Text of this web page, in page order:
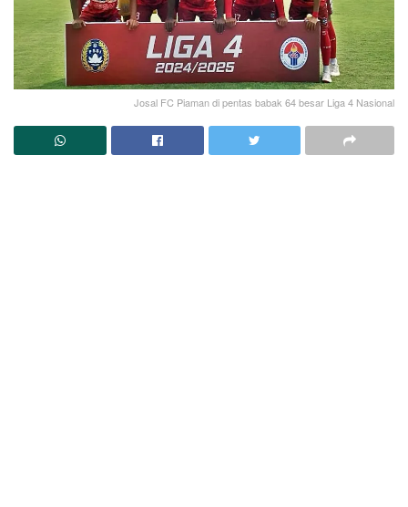
Josal FC Piaman di pentas babak 64 besar Liga 4 Nasional